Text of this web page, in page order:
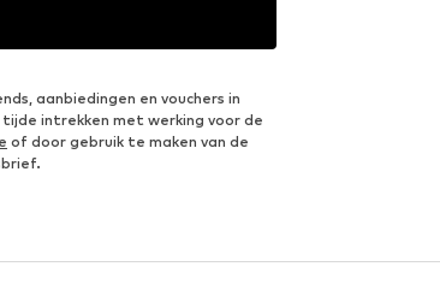
aanbiedingen en vouchers in
intrekken met werking voor de
of door gebruik te maken van de